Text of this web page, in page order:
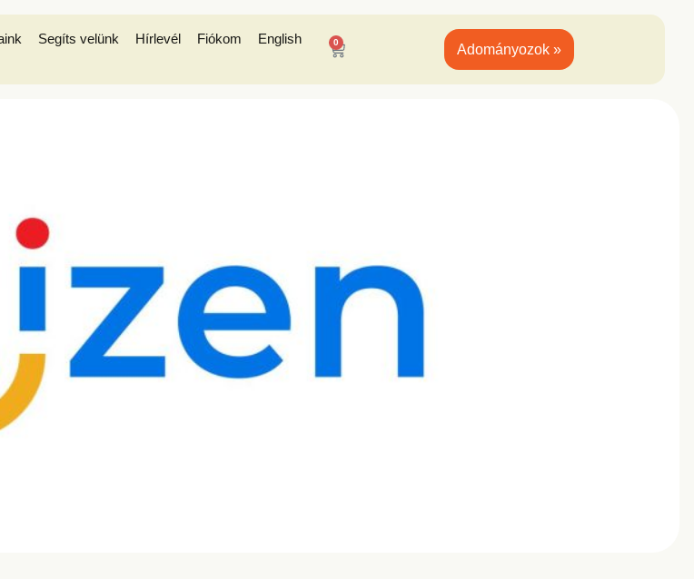
Segíts velünk Hírlevél Fiókom English 0 Adományozok »